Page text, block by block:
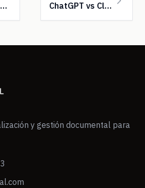
Cuánto Cuesta Digitalizar Documentos en Perú 2026 ChatGPT vs Claude vs Gemini: Comparativa para E...
y gestión documental para